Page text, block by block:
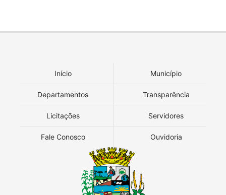
Início Município
Departamentos Transparência
Licitações Servidores
Fale Conosco Ouvidoria